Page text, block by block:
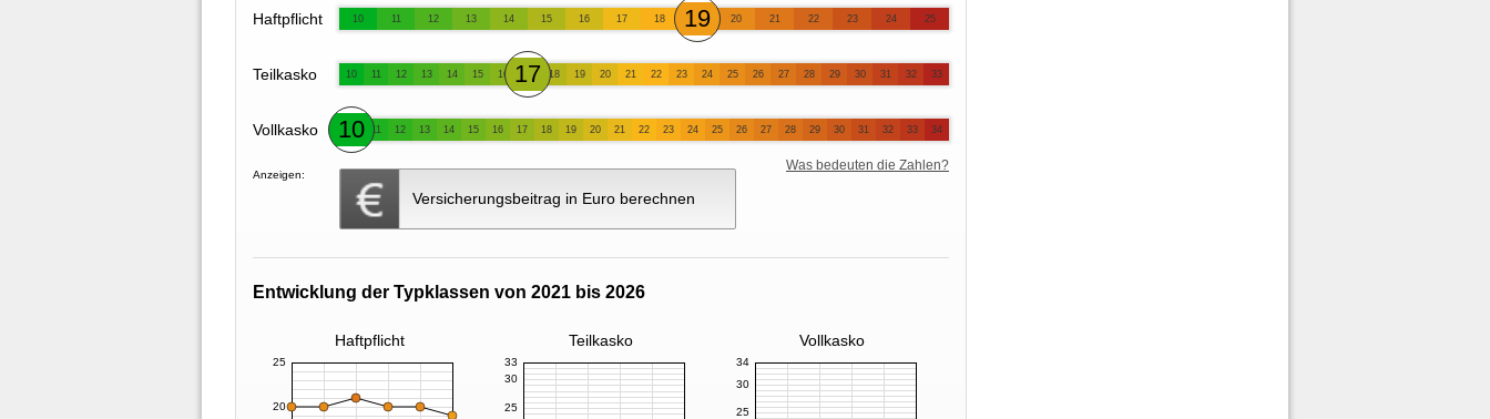
Haftpflicht 10 11 12 13 14 15 16 17 18 19 20 21 22 23 24 25
Teilkasko 10 11 12 13 14 15 16 17 18 19 20 21 22 23 24 25 26 27 28 29 30 31 32 33
Vollkasko 10 11 12 13 14 15 16 17 18 19 20 21 22 23 24 25 26 27 28 29 30 31 32 33 34
Anzeigen:
Versicherungsbeitrag in Euro berechnen
Was bedeuten die Zahlen?
Entwicklung der Typklassen von 2021 bis 2026
Haftpflicht Teilkasko Vollkasko
20
25
25
30
33
25
30
34